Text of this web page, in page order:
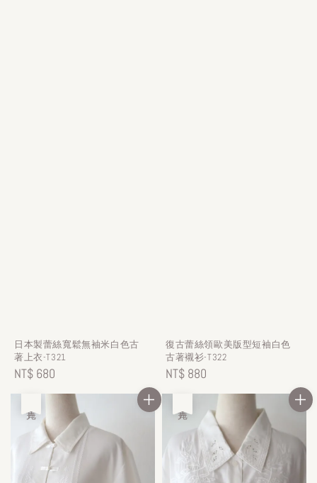
日本製蕾絲寬鬆無袖米白色古
著上衣-T321
Regular
price
NT$ 680
復古蕾絲領歐美版型短袖白色
古著襯衫-T322
Regular
price
NT$ 880